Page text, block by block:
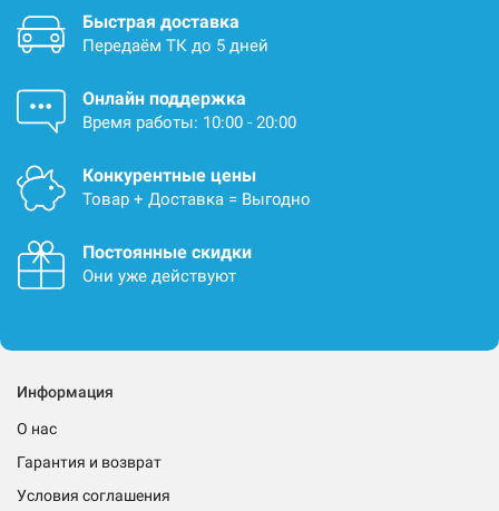
Быстрая доставка
Передаём ТК до 5 дней
Онлайн поддержка
Время работы: 10:00 - 20:00
Конкурентные цены
Товар + Доставка = Выгодно
Постоянные скидки
Они уже действуют
Информация
О нас
Гарантия и возврат
Условия соглашения